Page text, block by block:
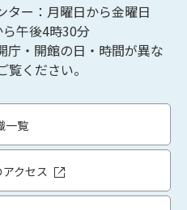
ター：月曜日から金曜日
ら午後4時30分
庁・開館の日・時間が異な
覧ください。
一覧
クセス